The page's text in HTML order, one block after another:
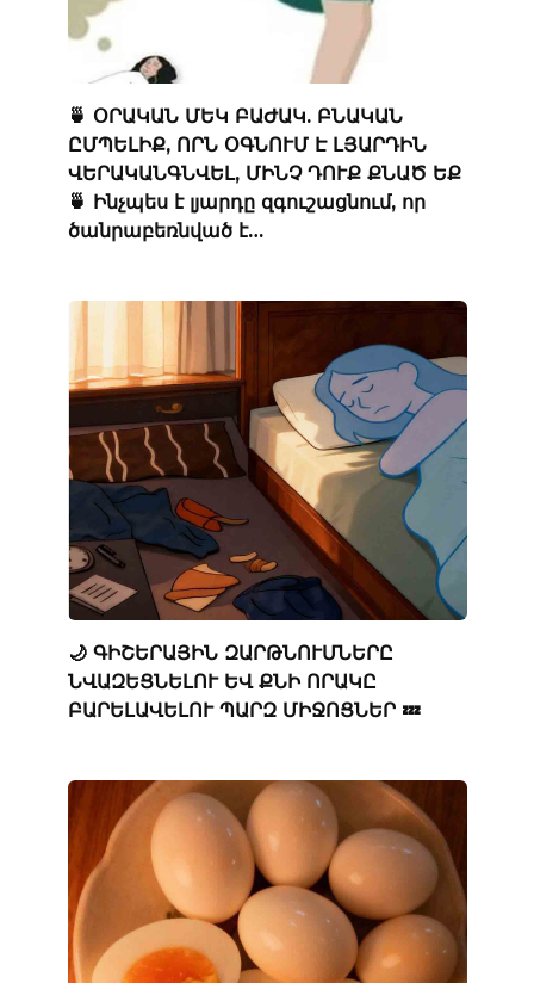
🍵 ՕՐԱԿԱՆ ՄԵԿ ԲԱԺԱԿ. ԲՆԱԿԱՆ
ԸՄՊԵԼԻՔ, ՈՐՆ ՕԳՆՈՒՄ Է ԼՅԱՐԴԻՆ
ՎԵՐԱԿԱՆԳՆՎԵԼ, ՄԻՆՉ ԴՈՒՔ ՔՆԱԾ ԵՔ
🍵 Ինչպես է լյարդը զգուշացնում, որ
ծանրաբեռնված է…
🌙 ԳԻՇԵՐԱՅԻՆ ԶԱՐԹՆՈՒՄՆԵՐԸ
ՆՎԱԶԵՑՆԵԼՈՒ ԵՎ ՔՆԻ ՈՐԱԿԸ
ԲԱՐԵԼԱՎԵԼՈՒ ՊԱՐԶ ՄԻՋՈՑՆԵՐ 💤